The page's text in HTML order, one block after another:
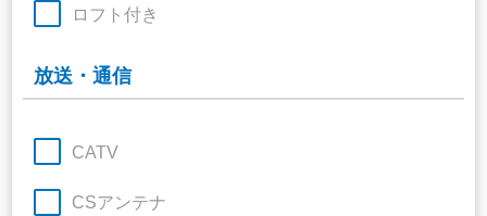
ロフト付き
放送・通信
CATV
CSアンテナ